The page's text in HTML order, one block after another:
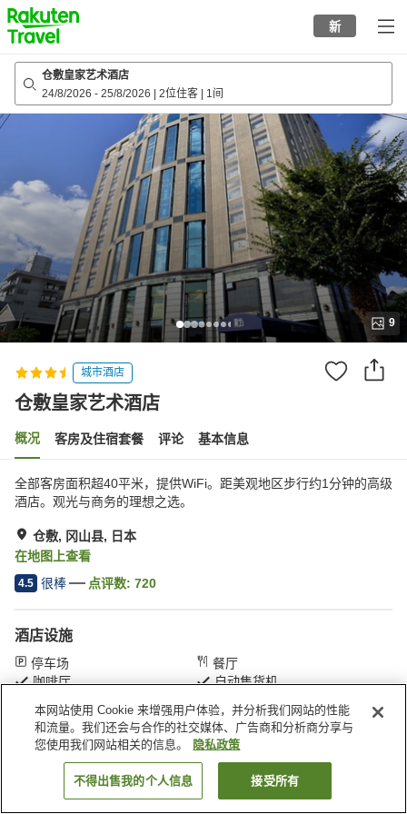
to
top
page
新
仓敷皇家艺术酒店
24/8/2026 - 25/8/2026 2位住客 1间
9
城市酒店
仓敷皇家艺术酒店
概况 客房及住宿套餐 评论 基本信息
全部客房面积超40平米，提供WiFi。距美观地区步行约1分钟的高级
酒店。观光与商务的理想之选。
仓敷, 冈山县, 日本
在地图上查看
4.5 很棒 点评数: 720
酒店设施
停车场
餐厅
咖啡厅
自动售货机
首页 日本 冈山县 仓敷 仓敷皇家艺术酒店
搜索客房
本网站使用 Cookie 来增强用户体验，并分析我们网站的性能
和流量。我们还会与合作的社交媒体、广告商和分析商分享与
您使用我们网站相关的信息。
隐私政策
不得出售我的个人信息 接受所有